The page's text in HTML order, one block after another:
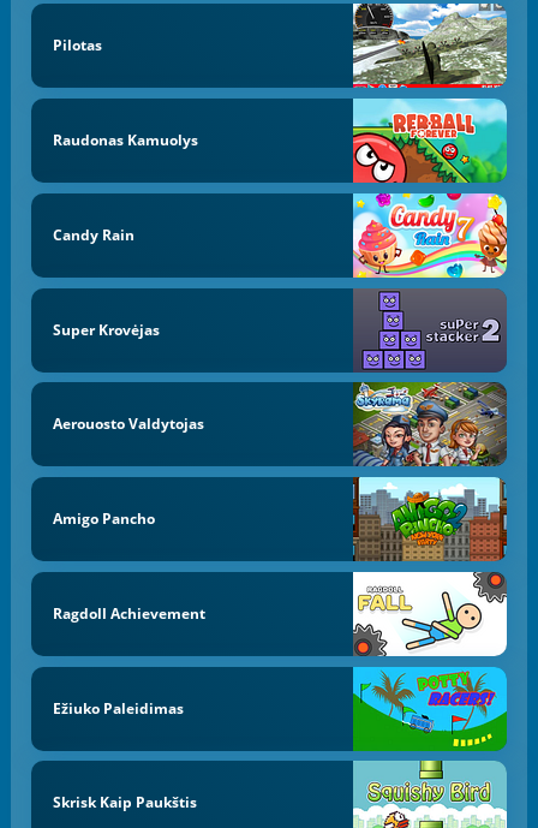
Pilotas
Raudonas Kamuolys
Candy Rain
Super Krovėjas
Aerouosto Valdytojas
Amigo Pancho
Ragdoll Achievement
Ežiuko Paleidimas
Skrisk Kaip Paukštis